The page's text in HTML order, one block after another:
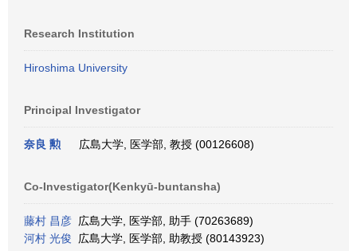
Research Institution
Hiroshima University
Principal Investigator
奈良 勲 広島大学, 医学部, 教授 (00126608)
Co-Investigator(Kenkyū-buntansha)
藤村 昌彦 広島大学, 医学部, 助手 (70263689)
河村 光俊 広島大学, 医学部, 助教授 (80143923)